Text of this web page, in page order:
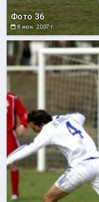
Фото 36
8 июн. 2007 г.